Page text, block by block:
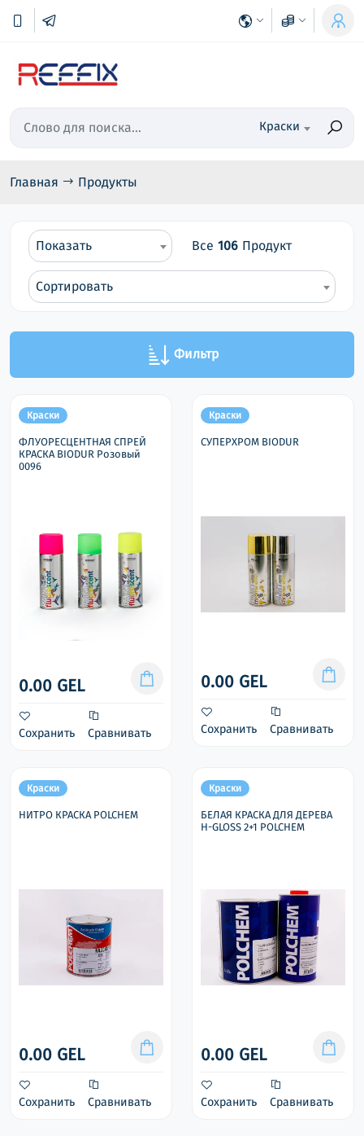
Краски
Главная Продукты
Показать Все 106 Продукт
Сортировать
Фильтр
Краски
ФЛУОРЕСЦЕНТНАЯ СПРЕЙ
КРАСКА BIODUR Розовый
0096
0.00 GEL
Сохранить Сравнивать
Краски
СУПЕРХРОМ BIODUR
0.00 GEL
Сохранить Сравнивать
Краски
НИТРО КРАСКА POLCHEM
0.00 GEL
Сохранить Сравнивать
Краски
БЕЛАЯ КРАСКА ДЛЯ ДЕРЕВА
H-GLOSS 2+1 POLCHEM
0.00 GEL
Сохранить Сравнивать